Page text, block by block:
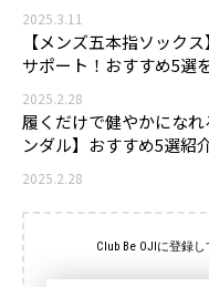
2025.3.11
【メンズ五本指ソック
サポート！おすすめ5選
2025.2.28
履くだけで健やかにな
ンダル】おすすめ5選紹
2025.2.28
Club Be OJIに登録